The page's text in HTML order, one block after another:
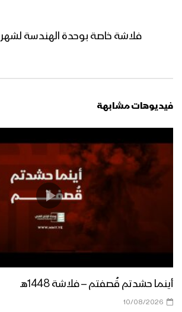
فلاشة خاصة بوحدة الهندسة لشهر
فيديوهات مشابهة
أينما حشدتم قُصفتم – فلاشة 1448هـ
10/08/2026